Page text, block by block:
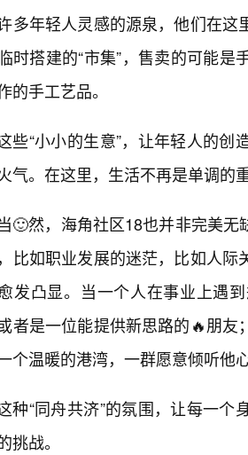
多年轻人灵感的源泉，他们在
时搭建的“市集”，售卖的可能
的手工艺品。
些“小小的生意”，让年轻人的
气。在这里，生活不再是单调的
🙂然，海角社区18也并非完美
比如职业发展的迷茫，比如人
发凸显。当一个人在事业上遇
者是一位能提供新思路的🔥朋
个温暖的港湾，一群愿意倾听他
种“同舟共济”的氛围，让每一
挑战。